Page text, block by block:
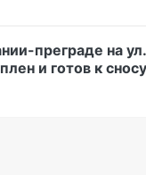
преграде на
и готов к